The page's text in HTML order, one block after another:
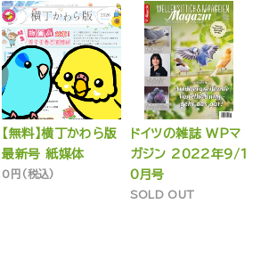
【無料】横丁かわら版
最新号 紙媒体
0円(税込)
ドイツの雑誌 WPマ
ガジン 2022年9/1
0月号
SOLD OUT